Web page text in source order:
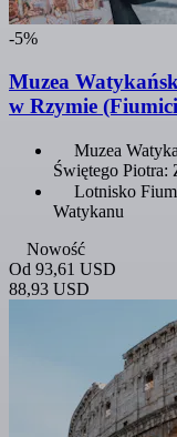
-5%
Muzea
w Rzymie
Muzea
Świętego Piotra:
Lotnisko
Watykanu
Nowość
Od 93,61 USD
88,93 USD